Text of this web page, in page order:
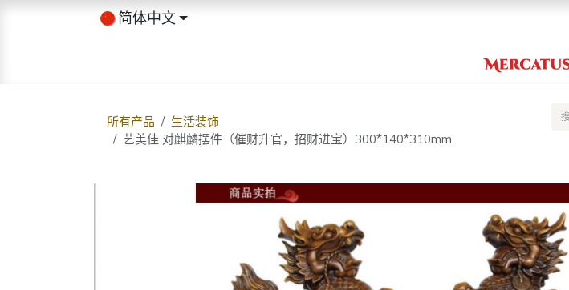
简体中文
所有产品
生活装饰
艺美佳 对麒麟摆件（催财升官，招财进宝）300*140*310mm